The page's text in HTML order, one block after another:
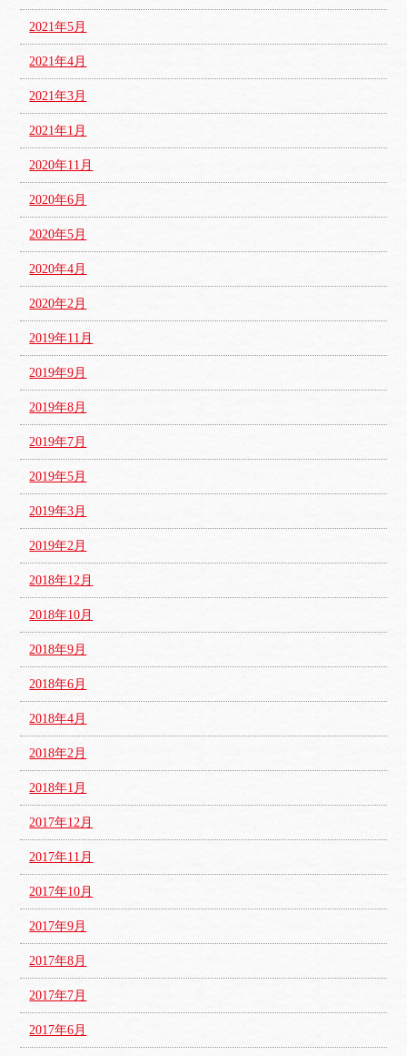
2021年5月
2021年4月
2021年3月
2021年1月
2020年11月
2020年6月
2020年5月
2020年4月
2020年2月
2019年11月
2019年9月
2019年8月
2019年7月
2019年5月
2019年3月
2019年2月
2018年12月
2018年10月
2018年9月
2018年6月
2018年4月
2018年2月
2018年1月
2017年12月
2017年11月
2017年10月
2017年9月
2017年8月
2017年7月
2017年6月